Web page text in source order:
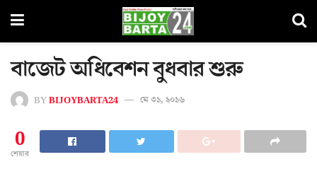
বাজেট অধিবেশন বুধবার শুরু
BYBIJOYBARTA24 মে ৩১, ২০১৬
0
শেয়ার